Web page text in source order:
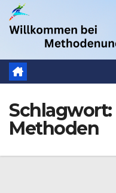
Zum
Inhalt
Schlagwort:
Methoden